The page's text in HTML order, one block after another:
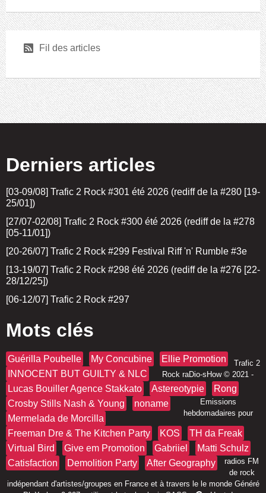
r Fil des articles
Derniers articles
[03-09/08] Trafic 2 Rock #301 été 2026 (rediff de la #280 [19-
25/01])
[27/07-02/08] Trafic 2 Rock #300 été 2026 (rediff de la #278
[05-11/01])
[20-26/07] Trafic 2 Rock #299 Festival Riff 'n' Rumble #3e
[13-19/07] Trafic 2 Rock #298 été 2026 (rediff de la #276 [22-
28/12/25])
[06-12/07] Trafic 2 Rock #297
Mots clés
Guérilla Poubelle My Concubine
Ellie Promotion
INNOCENT BUT GUILTY & NLC
Lucas Bouiller Agence Stakkato
Astereotypie
Rong
Crosby Stills Nash & Young
noname
Mermelada de Morcilla
Freeman Dre & The Kitchen Party
KOS
TH da Freak
Virtual Bird
Give em Promotion Gabriiel
Matti Schulz
Catisfaction
Demolition Party After Geography
Trafic 2
Rock raDio-sHow© 2021 -
Emissions
hebdomadaires pour
radios FM
de rock
indépendant d'artistes/groupes en France et à travers le le monde Généré